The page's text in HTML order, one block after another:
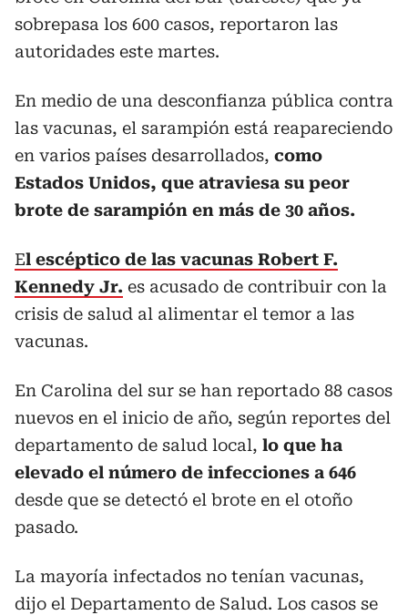
sobrepasa los 600 casos, reportaron las
autoridades este martes.
En medio de una desconfianza pública contra
las vacunas, el sarampión está reapareciendo
en varios países desarrollados, como
Estados Unidos, que atraviesa su peor
brote de sarampión en más de 30 años.
El escéptico de las vacunas Robert F.
Kennedy Jr. es acusado de contribuir con la
crisis de salud al alimentar el temor a las
vacunas.
En Carolina del sur se han reportado 88 casos
nuevos en el inicio de año, según reportes del
departamento de salud local, lo que ha
elevado el número de infecciones a 646
desde que se detectó el brote en el otoño
pasado.
La mayoría infectados no tenían vacunas,
dijo el Departamento de Salud. Los casos se